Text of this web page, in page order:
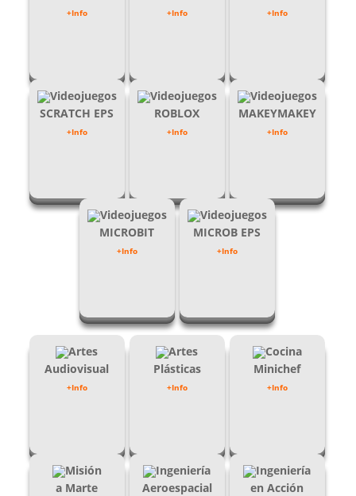
+Info +Info +Info
Videojuegos
SCRATCH EPS
+Info
Videojuegos
ROBLOX
+Info
Videojuegos
MAKEYMAKEY
+Info
Videojuegos
MICROBIT
+Info
Videojuegos
MICROB EPS
+Info
Artes
Audiovisual
+Info
Artes
Plásticas
+Info
Cocina
Minichef
+Info
Misión
a Marte
Ingeniería
Aeroespacial
Ingeniería
en Acción